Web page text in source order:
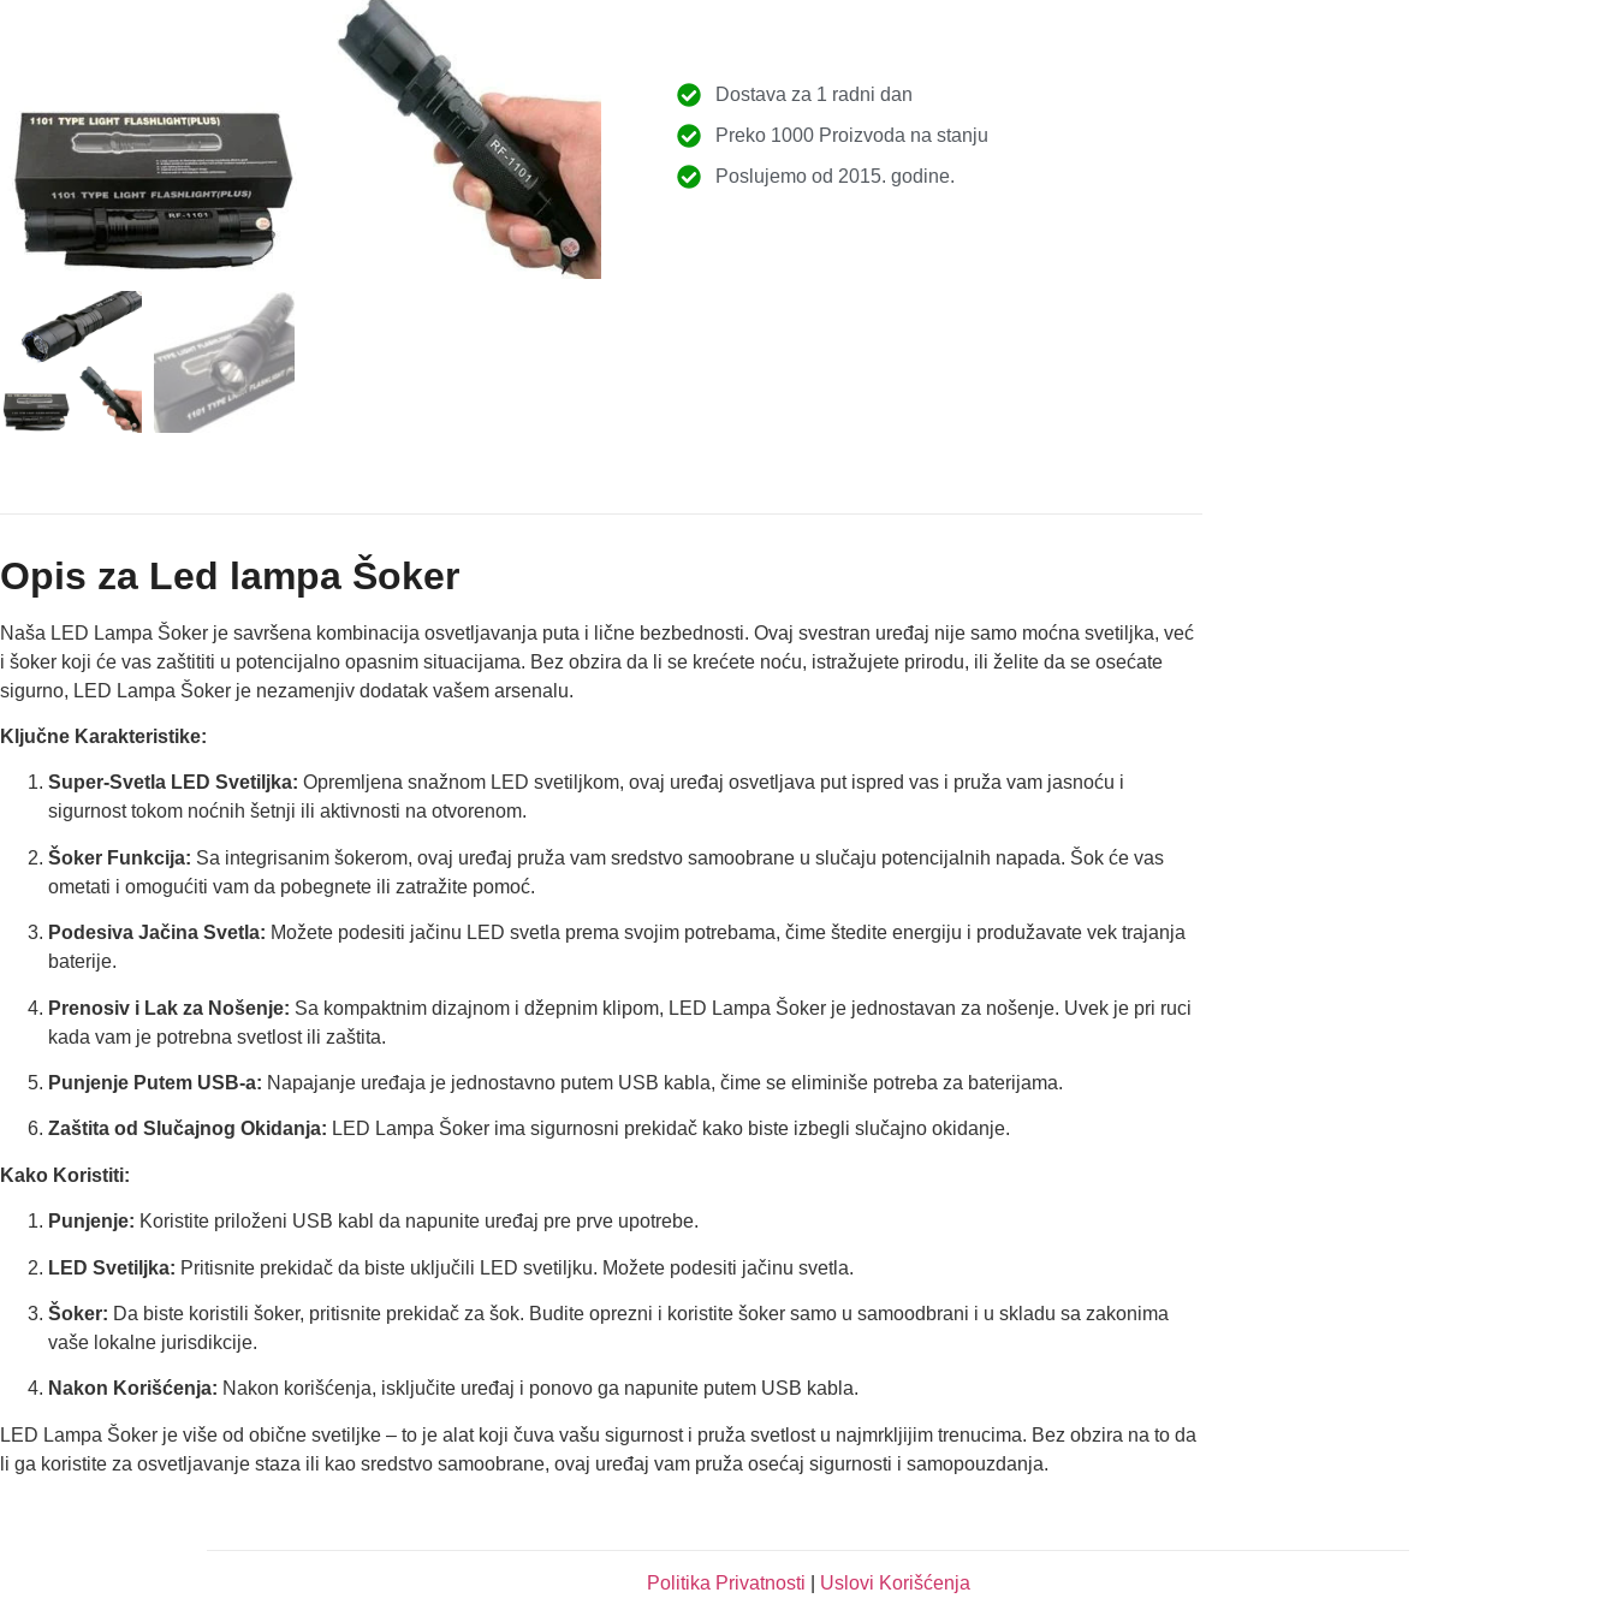
Dostava za 1 radni dan
Preko 1000 Proizvoda na stanju
Poslujemo od 2015. godine.
Opis za Led lampa Šoker
Naša LED Lampa Šoker je savršena kombinacija osvetljavanja puta i lične bezbednosti. Ovaj svestran uređaj nije samo moćna svetiljka, već
i šoker koji će vas zaštititi u potencijalno opasnim situacijama. Bez obzira da li se krećete noću, istražujete prirodu, ili želite da se osećate
sigurno, LED Lampa Šoker je nezamenjiv dodatak vašem arsenalu.
Ključne Karakteristike:
Super-Svetla LED Svetiljka: Opremljena snažnom LED svetiljkom, ovaj uređaj osvetljava put ispred vas i pruža vam jasnoću i
sigurnost tokom noćnih šetnji ili aktivnosti na otvorenom.
Šoker Funkcija: Sa integrisanim šokerom, ovaj uređaj pruža vam sredstvo samoobrane u slučaju potencijalnih napada. Šok će vas
ometati i omogućiti vam da pobegnete ili zatražite pomoć.
Podesiva Jačina Svetla: Možete podesiti jačinu LED svetla prema svojim potrebama, čime štedite energiju i produžavate vek trajanja
baterije.
Prenosiv i Lak za Nošenje: Sa kompaktnim dizajnom i džepnim klipom, LED Lampa Šoker je jednostavan za nošenje. Uvek je pri ruci
kada vam je potrebna svetlost ili zaštita.
Punjenje Putem USB-a: Napajanje uređaja je jednostavno putem USB kabla, čime se eliminiše potreba za baterijama.
Zaštita od Slučajnog Okidanja: LED Lampa Šoker ima sigurnosni prekidač kako biste izbegli slučajno okidanje.
Kako Koristiti:
Punjenje: Koristite priloženi USB kabl da napunite uređaj pre prve upotrebe.
LED Svetiljka: Pritisnite prekidač da biste uključili LED svetiljku. Možete podesiti jačinu svetla.
Šoker: Da biste koristili šoker, pritisnite prekidač za šok. Budite oprezni i koristite šoker samo u samoodbrani i u skladu sa zakonima
vaše lokalne jurisdikcije.
Nakon Korišćenja: Nakon korišćenja, isključite uređaj i ponovo ga napunite putem USB kabla.
LED Lampa Šoker je više od obične svetiljke – to je alat koji čuva vašu sigurnost i pruža svetlost u najmrkljijim trenucima. Bez obzira na to da
li ga koristite za osvetljavanje staza ili kao sredstvo samoobrane, ovaj uređaj vam pruža osećaj sigurnosti i samopouzdanja.
Politika Privatnosti Uslovi Korišćenja